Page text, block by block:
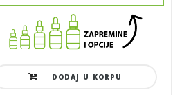
DODAJ U KORPU